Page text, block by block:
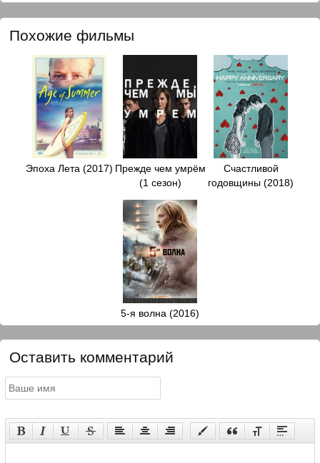
Похожие фильмы
Эпоха Лета (2017) Прежде чем умрём
(1 сезон)
Счастливой
годовщины (2018)
5-я волна (2016)
Оставить комментарий